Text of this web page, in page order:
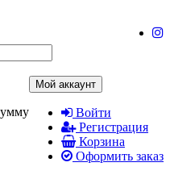
Мой аккаунт
Войти
Регистрация
Корзина
Оформить заказ